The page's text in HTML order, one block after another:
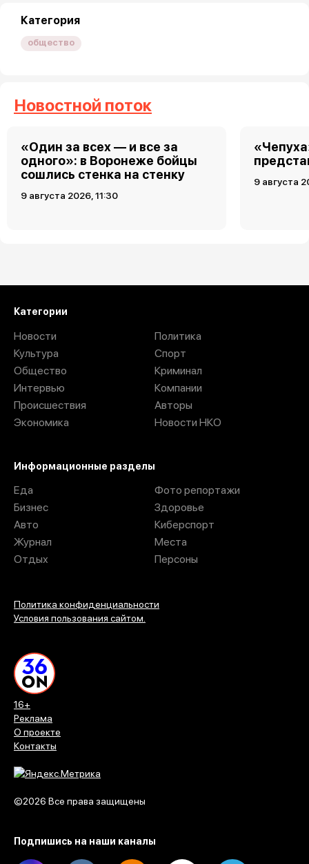
Категория
общество
Новостной поток
«Один за всех — и все за
одного»: в Воронеже бойцы
сошлись стенка на стенку
9 августа 2026, 11:30
9 августа
16+
Реклама
О проекте
Контакты
©2026 Все права защищены
Категории
Новости
Культура
Общество
Интервью
Происшествия
Экономика
Политика
Спорт
Криминал
Компании
Авторы
Новости НКО
Информационные разделы
Еда
Бизнес
Авто
Журнал
Отдых
Фото репортажи
Здоровье
Киберспорт
Места
Персоны
Политика конфиденциальности
Условия пользования сайтом.
Подпишись на наши каналы